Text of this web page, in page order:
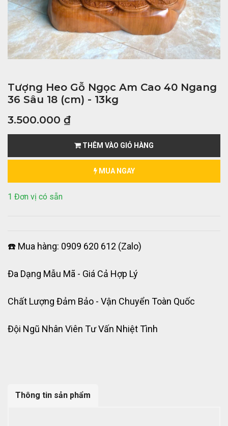
Tượng Heo Gỗ Ngọc Am Cao 40 Ngang
36 Sâu 18 (cm) - 13kg
3.500.000 ₫
THÊM VÀO GIỎ HÀNG
MUA NGAY
1 Đơn vị có sẵn
☎️ Mua hàng: 0909 620 612 (Zalo)
Đa Dạng Mẫu Mã - Giá Cả Hợp Lý
Chất Lượng Đảm Bảo - Vận Chuyển Toàn Quốc
Đội Ngũ Nhân Viên Tư Vấn Nhiệt Tình
Thông tin sản phẩm